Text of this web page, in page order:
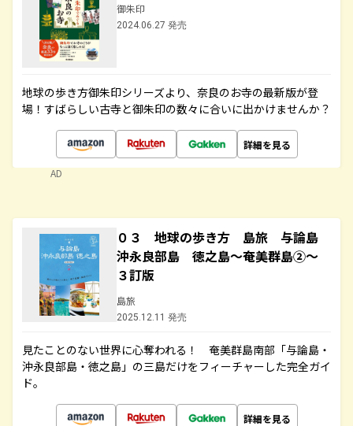
御朱印
2024.06.27 発売
地球の歩き方御朱印シリーズより、奈良のお寺の最新版が登
場！すばらしい古寺と御朱印の数々に合いに出かけませんか？
詳細を見る
AD
０３ 地球の歩き方 島旅 与論島
沖永良部島 徳之島～奄美群島②～
３訂版
島旅
2025.12.11 発売
見たことのない世界に心奪われる！ 奄美群島南部「与論島・
沖永良部島・徳之島」の三島だけをフィーチャーした完全ガイ
ド。
詳細を見る